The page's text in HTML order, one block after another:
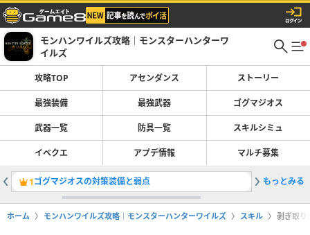
モンハンワイルズ攻略｜モンスターハンターワ
イルズ
攻略TOP アセンダンス ストーリー
最強装備 最強武器 ゴグマジオス
武器一覧 防具一覧 スキルシミュ
イベクエ アプデ情報 マルチ募集
1ゴグマジオスの対策装備と弱点 2ダイオ
もっとみる
ホーム モンハンワイルズ攻略｜モンスターハンターワイルズ スキル 剥ぎ取り